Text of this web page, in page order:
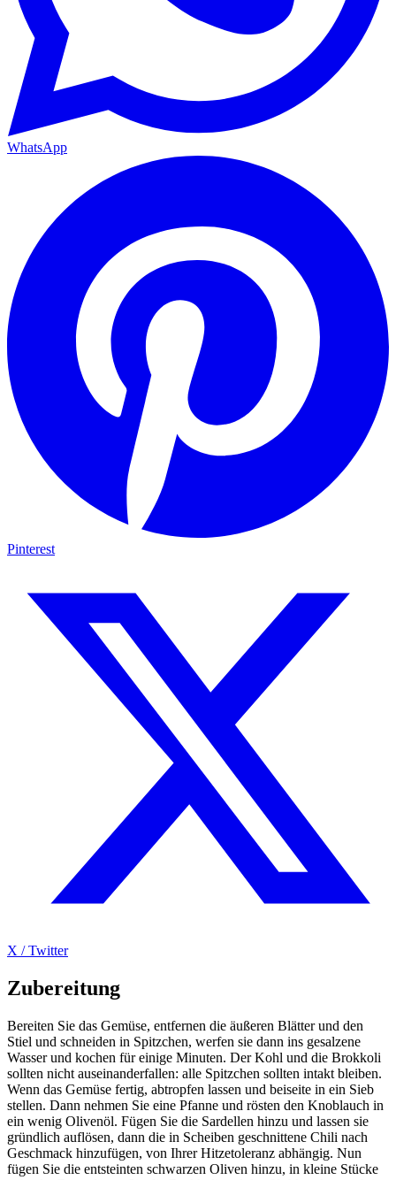
WhatsApp
Pinterest
X / Twitter
Zubereitung
Bereiten Sie das Gemüse, entfernen die äußeren Blätter und den
Stiel und schneiden in Spitzchen, werfen sie dann ins gesalzene
Wasser und kochen für einige Minuten. Der Kohl und die Brokkoli
sollten nicht auseinanderfallen: alle Spitzchen sollten intakt bleiben.
Wenn das Gemüse fertig, abtropfen lassen und beiseite in ein Sieb
stellen. Dann nehmen Sie eine Pfanne und rösten den Knoblauch in
ein wenig Olivenöl. Fügen Sie die Sardellen hinzu und lassen sie
gründlich auflösen, dann die in Scheiben geschnittene Chili nach
Geschmack hinzufügen, von Ihrer Hitzetoleranz abhängig. Nun
fügen Sie die entsteinten schwarzen Oliven hinzu, in kleine Stücke